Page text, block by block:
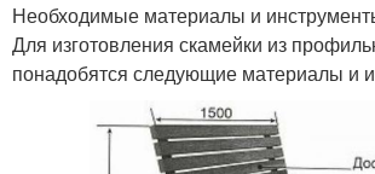
Необходимые материалы и
Для изготовления скамейки из
понадобятся следующие материалы и